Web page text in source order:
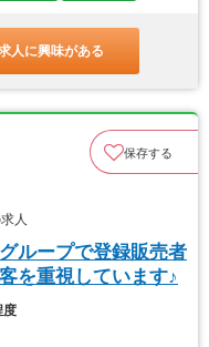
人に興味がある
保存する
人
ループで登録販売者
を重視しています♪
度